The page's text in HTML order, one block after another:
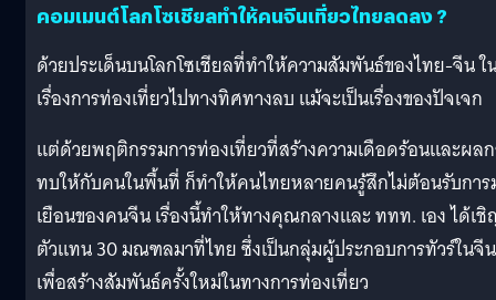
คอมเมนต์โลกโซเชียลทำให้คนจีนเที่ยวไทยลดลง ?
ด้วยประเด็นบนโลกโซเชียลที่ทำให้ความสัมพันธ์ของไทย-จีน ใ
เรื่องการท่องเที่ยวไปทางทิศทางลบ แม้จะเป็นเรื่องของปัจเจก
แต่ด้วยพฤติกรรมการท่องเที่ยวที่สร้างความเดือดร้อนและผล
ทบให้กับคนในพื้นที่ ก็ทำให้คนไทยหลายคนรู้สึกไม่ต้อนรับการ
เยือนของคนจีน เรื่องนี้ทำให้ทางคุณกลางและ ททท. เอง ได้เ
ตัวแทน 30 มณฑลมาที่ไทย ซึ่งเป็นกลุ่มผู้ประกอบการทัวร์ในจีน
เพื่อสร้างสัมพันธ์ครั้งใหม่ในทางการท่องเที่ยว